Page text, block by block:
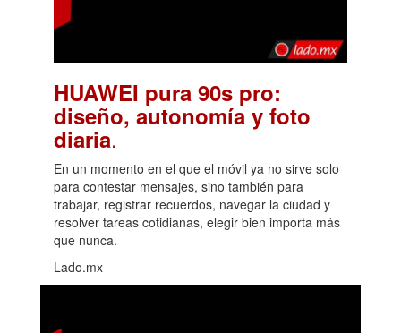
HUAWEI pura 90s pro:
diseño, autonomía y foto
diaria.
En un momento en el que el móvil ya no sirve solo
para contestar mensajes, sino también para
trabajar, registrar recuerdos, navegar la ciudad y
resolver tareas cotidianas, elegir bien importa más
que nunca.
Lado.mx